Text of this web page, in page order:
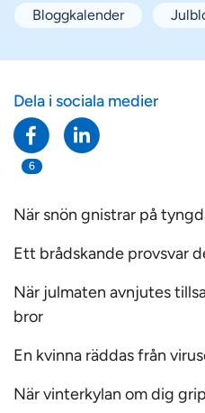
Bloggkalender
Dela i sociala medier
6
När snön gnistrar på
Ett brådskande provsvar
När julmaten avnjutes
bror
En kvinna räddas från
När vinterkylan om dig